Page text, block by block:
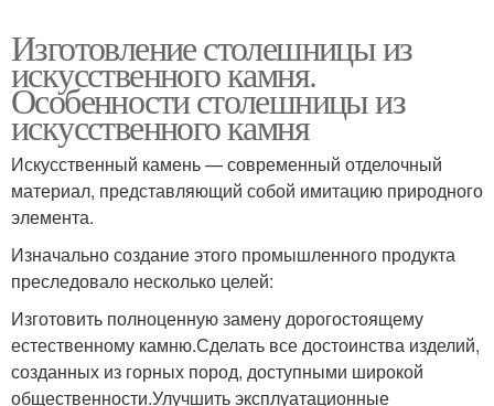
Изготовление столешницы из
искусственного камня.
Особенности столешницы из
искусственного камня
Искусственный камень — современный отделочный
материал, представляющий собой имитацию природного
элемента.
Изначально создание этого промышленного продукта
преследовало несколько целей:
Изготовить полноценную замену дорогостоящему
естественному камню.Сделать все достоинства изделий,
созданных из горных пород, доступными широкой
общественности.Улучшить эксплуатационные